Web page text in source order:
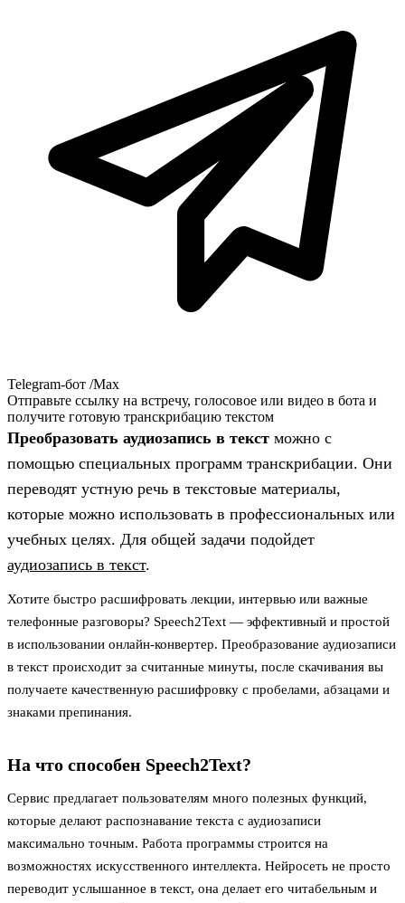
Telegram-бот /Max
Отправьте ссылку на встречу, голосовое или видео в бота и
получите готовую транскрибацию текстом
Преобразовать аудиозапись в текст можно с
помощью специальных программ транскрибации. Они
переводят устную речь в текстовые материалы,
которые можно использовать в профессиональных или
учебных целях. Для общей задачи подойдет
аудиозапись в текст.
Хотите быстро расшифровать лекции, интервью или важные
телефонные разговоры? Speech2Text — эффективный и простой
в использовании онлайн-конвертер. Преобразование аудиозаписи
в текст происходит за считанные минуты, после скачивания вы
получаете качественную расшифровку с пробелами, абзацами и
знаками препинания.
На что способен Speech2Text?
Сервис предлагает пользователям много полезных функций,
которые делают распознавание текста с аудиозаписи
максимально точным. Работа программы строится на
возможностях искусственного интеллекта. Нейросеть не просто
переводит услышанное в текст, она делает его читабельным и